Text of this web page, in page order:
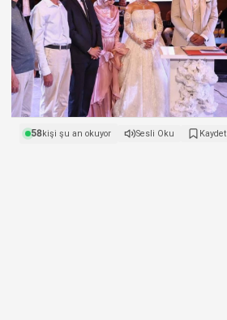
58kişi şu an okuyor Sesli Oku Kaydet